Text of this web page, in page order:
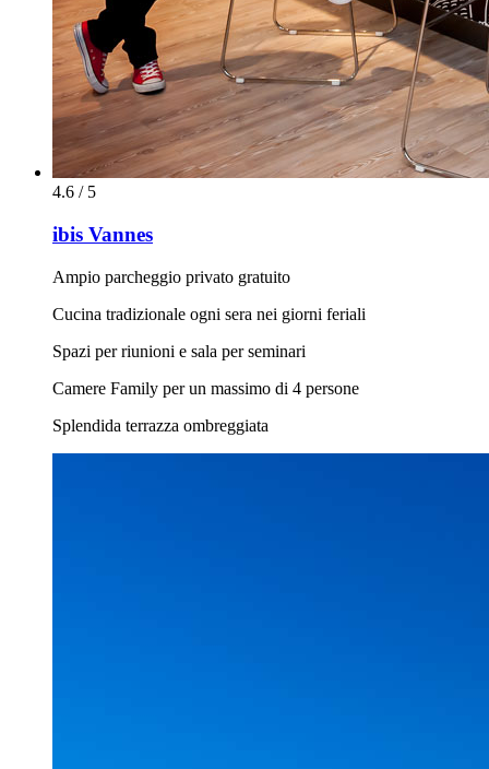
4.6 / 5
ibis Vannes
Ampio parcheggio privato gratuito
Cucina tradizionale ogni sera nei giorni feriali
Spazi per riunioni e sala per seminari
Camere Family per un massimo di 4 persone
Splendida terrazza ombreggiata